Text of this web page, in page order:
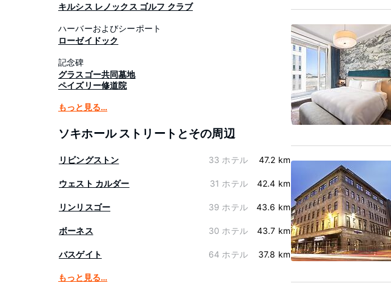
キルシス レノックス ゴルフ クラブ
ハーバーおよびシーポート
ローゼイドック
記念碑
グラスゴー共同墓地
ペイズリー修道院
もっと見る…
ソキホール ストリートとその周辺
リビングストン 33 ホテル 47.2 km
ウェスト カルダー 31 ホテル 42.4 km
リンリスゴー 39 ホテル 43.6 km
ボーネス 30 ホテル 43.7 km
バスゲイト 64 ホテル 37.8 km
もっと見る…